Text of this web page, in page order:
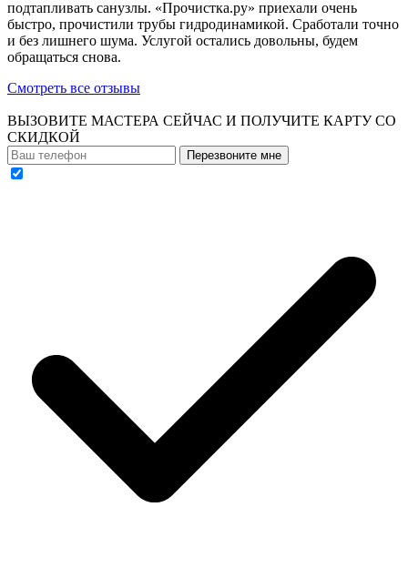
подтапливать санузлы. «Прочистка.ру» приехали очень
быстро, прочистили трубы гидродинамикой. Сработали точно
и без лишнего шума. Услугой остались довольны, будем
обращаться снова.
Смотреть все отзывы
ВЫЗОВИТЕ МАСТЕРА СЕЙЧАС И ПОЛУЧИТЕ КАРТУ СО
СКИДКОЙ
Перезвоните мне